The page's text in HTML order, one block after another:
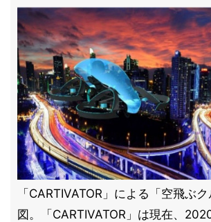
「CARTIVATOR」による「空飛ぶ
図。「CARTIVATOR」は現在、